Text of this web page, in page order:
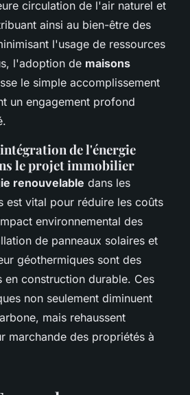
circulation de l'air naturel et
ainsi au bien-être des
l'usage de ressources
l'adoption de maisons
le simple accomplissement
un engagement profond
de l'énergie
le projet immobilier
renouvelable dans les
est vital pour réduire les coûts
environnemental des
de panneaux solaires et
géothermiques sont des
en construction durable. Ces
non seulement diminuent
mais rehaussent
marchande des propriétés à